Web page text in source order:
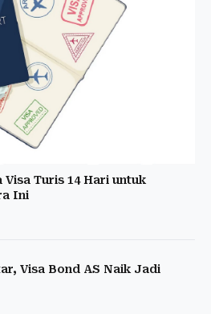
Visa Turis 14 Hari untuk
Ini
Visa Bond AS Naik Jadi